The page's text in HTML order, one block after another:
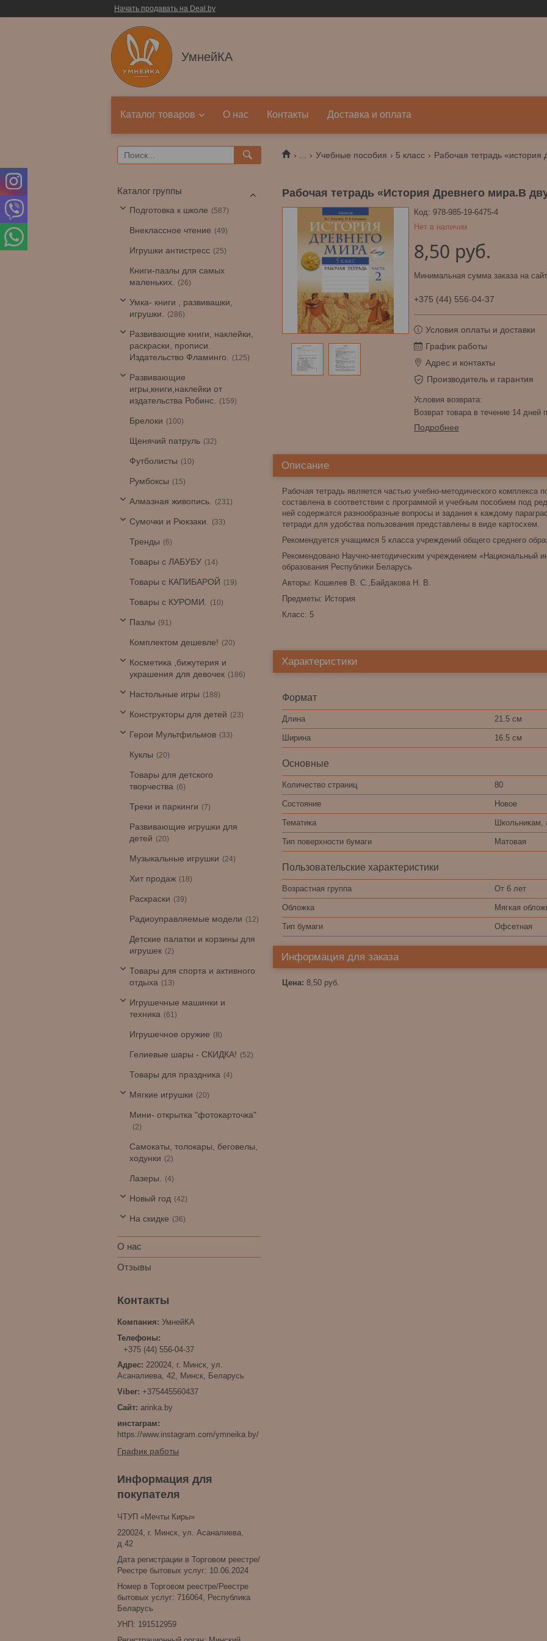
Начать продавать на Deal.by
УмнейКА
Каталог товаров О нас Контакты Доставка и оплата
Учебные пособия 5 класс
Рабочая тетрадь «История Древнего мира.В
Нет в наличии
Код: 978-985-19-6475-4
8,50 руб.
Минимальная сумма заказа на
+375 (44) 556-04-37
Условия оплаты и доставки
График работы
Адрес и контакты
Производитель и гарантия
возврат товара в течение 14 дней
Подробнее
Описание
Рабочая тетрадь является частью учебно-методического комплекса
составлена в соответствии с программой и учебным пособием под
ней содержатся разнообразные вопросы и задания к каждому
тетради для удобства пользования представлены в виде картосхем.
Рекомендуется учащимся 5 класса учреждений общего среднего
Рекомендовано Научно-методическим учреждением «Национальный
образования Республики Беларусь
Авторы: Кошелев В. С.,Байдакова Н. В.
Предметы: История
Класс: 5
Характеристики
Формат
Длина 21.5 см
Ширина 16.5 см
Основные
Количество страниц 80
Состояние Новое
Тематика Школьникам,
Тип поверхности бумаги Матовая
Пользовательские характеристики
Возрастная группа От 6 лет
Обложка Мягкая
Тип бумаги Офсетная
Информация для заказа
Цена: 8,50 руб.
Каталог группы
Подготовка к школе 587
Внеклассное чтение 49
Игрушки антистресс 25
Книги-пазлы для самых
маленьких.
26
Умка- книги , развивашки,
игрушки.
286
Развивающие книги, наклейки,
раскраски, прописи.
Издательство Фламинго.
125
Развивающие
игры,книги,наклейки от
издательства Робинс.
159
Брелоки 100
Щенячий патруль 32
Футболисты 10
Румбоксы 15
Алмазная живопись. 231
Сумочки и Рюкзаки. 33
Тренды 6
Товары с ЛАБУБУ 14
Товары с КАПИБАРОЙ 19
Товары с КУРОМИ. 10
Пазлы 91
Комплектом дешевле! 20
Косметика ,бижутерия и
украшения для девочек
186
Настольные игры 188
Конструкторы для детей 23
Герои Мультфильмов 33
Куклы 20
Товары для детского
творчества
6
Треки и паркинги 7
Развивающие игрушки для
детей
20
Музыкальные игрушки 24
Хит продаж 18
Раскраски 39
Радиоуправляемые модели 12
Детские палатки и корзины для
игрушек
2
Товары для спорта и активного
отдыха
13
Игрушечные машинки и
техника
61
Игрушечное оружие 8
Гелиевые шары - СКИДКА! 52
Товары для праздника 4
Мягкие игрушки 20
Мини- открытка "фотокарточка"
2
Самокаты, толокары, беговелы,
ходунки
2
Лазеры. 4
Новый год 42
На скидке 36
О нас
Отзывы
УмнейКА
+375 (44) 556-04-37
220024, г. Минск, ул.
Асаналиева, 42, Минск, Беларусь
+375445560437
arinka.by
инстаграм
https://www.instagram.com/ymneika.by/
График работы
Информация для
покупателя
ЧТУП «Мечты Киры»
220024, г. Минск, ул. Асаналиева,
д.42
Дата регистрации в Торговом реестре/
Реестре бытовых услуг: 10.06.2024
Номер в Торговом реестре/Реестре
бытовых услуг: 716064, Республика
Беларусь
УНП: 191512959